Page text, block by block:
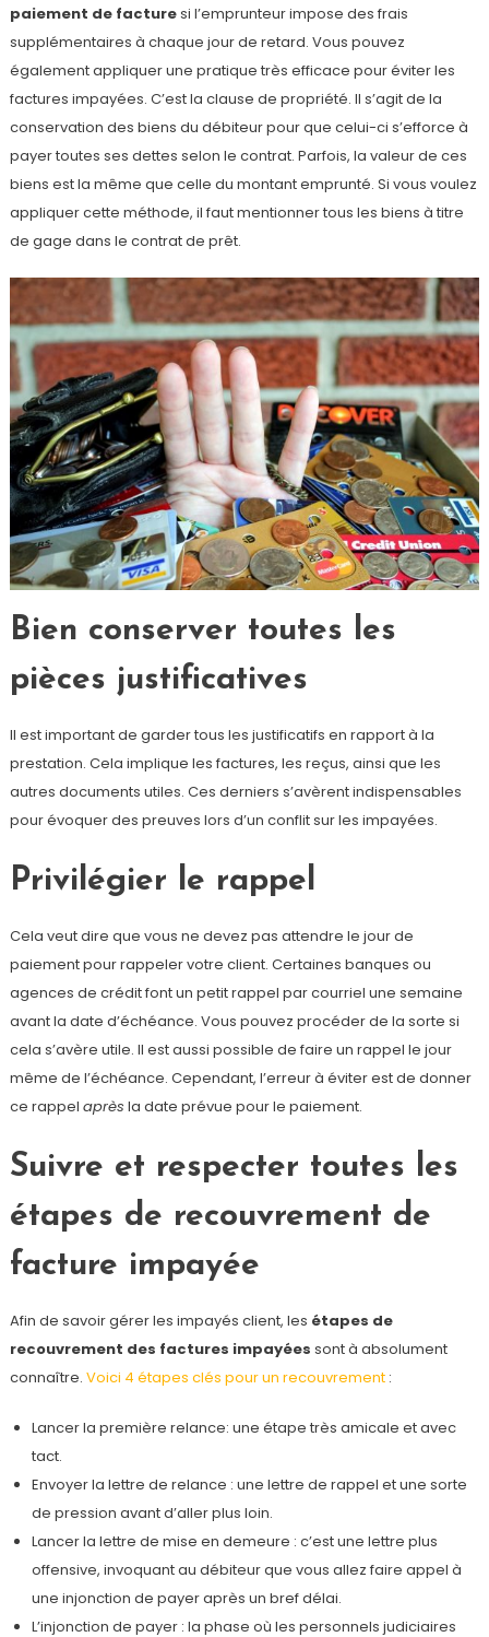
paiement de facturesi l’emprunteur impose des frais
supplémentaires à chaque jour de retard. Vous pouvez
également appliquer une pratique très efficace pour éviter les
factures impayées. C’est la clause de propriété. Il s’agit de la
conservation des biens du débiteur pour que celui-ci s’efforce à
payer toutes ses dettes selon le contrat. Parfois, la valeur de ces
biens est la même que celle du montant emprunté. Si vous voulez
appliquer cette méthode, il faut mentionner tous les biens à titre
de gage dans le contrat de prêt.
Bien conserver toutes les
pièces justificatives
Il est important de garder tous les justificatifs en rapport à la
prestation. Cela implique les factures, les reçus, ainsi que les
autres documents utiles. Ces derniers s’avèrent indispensables
pour évoquer des preuves lors d’un conflit sur les impayées.
Privilégier le rappel
Cela veut dire que vous ne devez pas attendre le jour de
paiement pour rappeler votre client. Certaines banques ou
agences de crédit font un petit rappel par courriel une semaine
avant la date d’échéance. Vous pouvez procéder de la sorte si
cela s’avère utile. Il est aussi possible de faire un rappel le jour
même de l’échéance. Cependant, l’erreur à éviter est de donner
ce rappel après la date prévue pour le paiement.
Suivre et respecter toutes les
étapes de recouvrement de
facture impayée
Afin de savoir gérer les impayés client, les étapes de
recouvrement des factures impayées sont à absolument
connaître. Voici 4 étapes clés pour un recouvrement:
Lancer la première relance: une étape très amicale et avec
tact.
Envoyer la lettre de relance : une lettre de rappel et une sorte
de pression avant d’aller plus loin.
Lancer la lettre de mise en demeure : c’est une lettre plus
offensive, invoquant au débiteur que vous allez faire appel à
une injonction de payer après un bref délai.
L’injonction de payer : la phase où les personnels judiciaires